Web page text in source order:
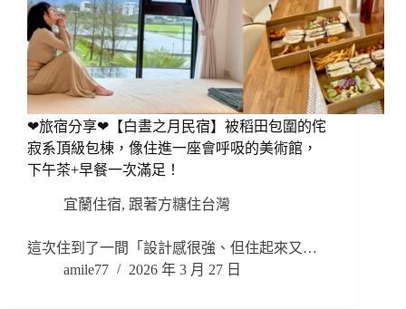
❤旅宿分享❤【白晝之月民宿】被稻田包圍的侘
寂系頂級包棟，像住進一座會呼吸的美術館，
下午茶+早餐一次滿足！
宜蘭住宿, 跟著方糖住台灣
這次住到了一間「設計感很強、但住起來又…
amile77
2026 年 3 月 27 日